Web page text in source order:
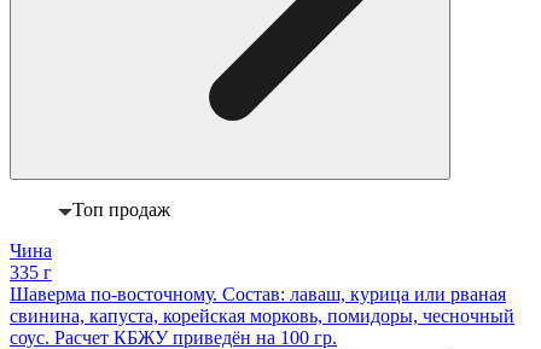
Топ продаж
Чина
335 г
Шаверма по-восточному. Состав: лаваш, курица или рваная
свинина, капуста, корейская морковь, помидоры, чесночный
соус. Расчет КБЖУ приведён на 100 гр.